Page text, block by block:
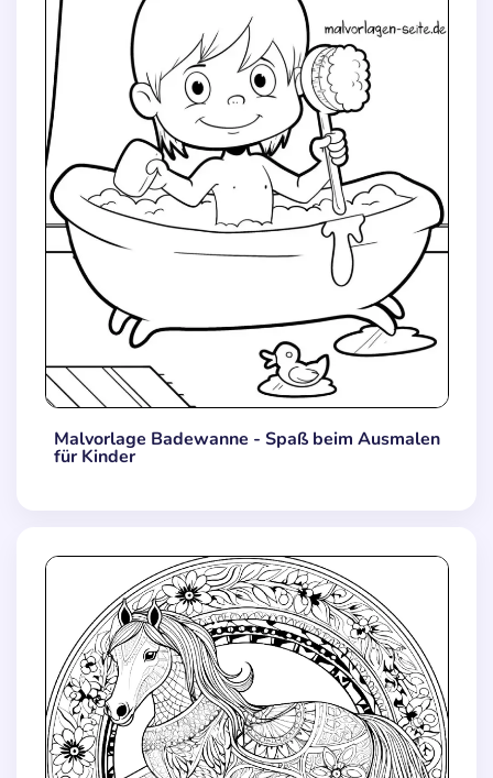
Malvorlage Badewanne - Spaß beim Ausmalen
für Kinder